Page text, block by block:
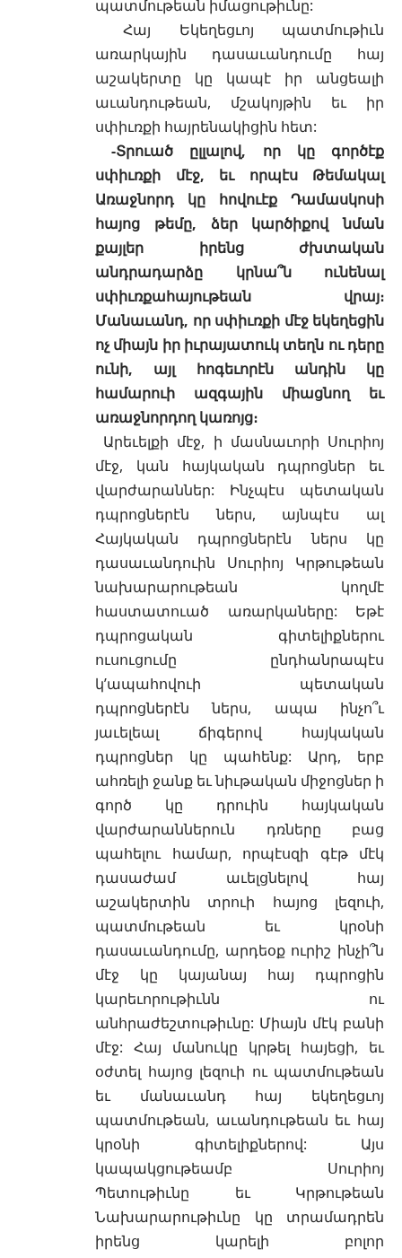
պատմութեան իմացութիւնը:
Հայ Եկեղեցւոյ պատմութիւն
առարկային դասաւանդումը հայ
աշակերտը կը կապէ իր անցեալի
աւանդութեան, մշակոյթին եւ իր
սփիւռքի հայրենակիցին հետ:
-Տրուած ըլլալով, որ կը գործէք
սփիւռքի մէջ, եւ որպէս Թեմակալ
Առաջնորդ կը հովուէք Դամասկոսի
հայոց թեմը, ձեր կարծիքով նման
քայլեր իրենց ժխտական
անդրադարձը կրնա՞ն ունենալ
սփիւռքահայութեան վրայ։
Մանաւանդ, որ սփիւռքի մէջ եկեղեցին
ոչ միայն իր իւրայատուկ տեղն ու դերը
ունի, այլ հոգեւորէն անդին կը
համարուի ազգային միացնող եւ
առաջնորդող կառոյց։
Արեւելքի մէջ, ի մասնաւորի Սուրիոյ
մէջ, կան հայկական դպրոցներ եւ
վարժարաններ: Ինչպէս պետական
դպրոցներէն ներս, այնպէս ալ
Հայկական դպրոցներէն ներս կը
դասաւանդուին Սուրիոյ Կրթութեան
նախարարութեան կողմէ
հաստատուած առարկաները: Եթէ
դպրոցական գիտելիքներու
ուսուցումը ընդհանրապէս
կ’ապահովուի պետական
դպրոցներէն ներս, ապա ինչո՞ւ
յաւելեալ ճիգերով հայկական
դպրոցներ կը պահենք: Արդ, երբ
ահռելի ջանք եւ նիւթական միջոցներ ի
գործ կը դրուին հայկական
վարժարաններուն դռները բաց
պահելու համար, որպէսզի գէթ մէկ
դասաժամ աւելցնելով հայ
աշակերտին տրուի հայոց լեզուի,
պատմութեան եւ կրօնի
դասաւանդումը, արդեօք ուրիշ ինչի՞ն
մէջ կը կայանայ հայ դպրոցին
կարեւորութիւնն ու
անհրաժեշտութիւնը: Միայն մէկ բանի
մէջ: Հայ մանուկը կրթել հայեցի, եւ
օժտել հայոց լեզուի ու պատմութեան
եւ մանաւանդ հայ եկեղեցւոյ
պատմութեան, աւանդութեան եւ հայ
կրօնի գիտելիքներով: Այս
կապակցութեամբ Սուրիոյ
Պետութիւնը եւ Կրթութեան
Նախարարութիւնը կը տրամադրեն
իրենց կարելի բոլոր